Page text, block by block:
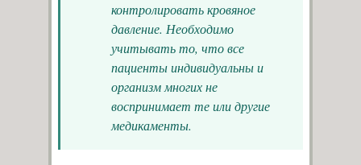
контролировать кровяное
давление. Необходимо
учитывать то, что все
пациенты индивидуальны и
организм многих не
воспринимает те или другие
медикаменты.